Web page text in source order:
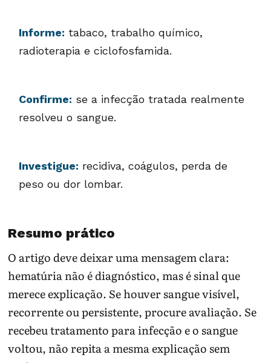
Informe: tabaco, trabalho químico,
radioterapia e ciclofosfamida.
Confirme: se a infecção tratada realmente
resolveu o sangue.
Investigue: recidiva, coágulos, perda de
peso ou dor lombar.
Resumo prático
O artigo deve deixar uma mensagem clara:
hematúria não é diagnóstico, mas é sinal que
merece explicação. Se houver sangue visível,
recorrente ou persistente, procure avaliação. Se
recebeu tratamento para infecção e o sangue
voltou, não repita a mesma explicação sem